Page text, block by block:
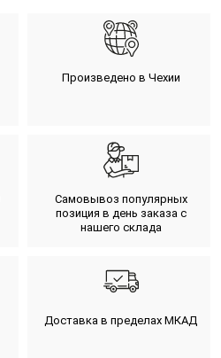
Произведено в Чехии
Самовывоз популярных
позиция в день заказа с
нашего склада
Доставка в пределах МКАД